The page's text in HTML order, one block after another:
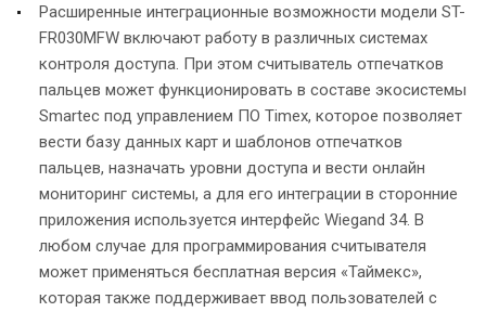
Расширенные интеграционные возможности модели ST-
FR030MFW включают работу в различных системах
контроля доступа. При этом считыватель отпечатков
пальцев может функционировать в составе экосистемы
Smartec под управлением ПО Timex, которое позволяет
вести базу данных карт и шаблонов отпечатков
пальцев, назначать уровни доступа и вести онлайн
мониторинг системы, а для его интеграции в сторонние
приложения используется интерфейс Wiegand 34. В
любом случае для программирования считывателя
может применяться бесплатная версия «Таймекс»,
которая также поддерживает ввод пользователей с